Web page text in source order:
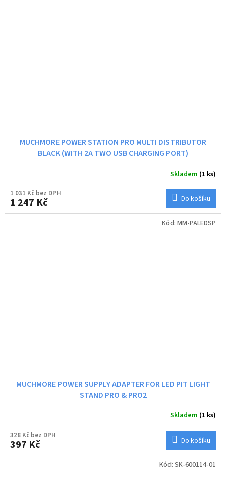
MUCHMORE POWER STATION PRO MULTI DISTRIBUTOR
BLACK (WITH 2A TWO USB CHARGING PORT)
Skladem (1 ks)
1 031 Kč bez DPH
1 247 Kč Do košíku
MUCHMORE POWER SUPPLY ADAPTER FOR LED PIT LIGHT
STAND PRO & PRO2
Skladem (1 ks)
328 Kč bez DPH
397 Kč Do košíku
Kód: MM-PALEDSP
Kód: SK-600114-01